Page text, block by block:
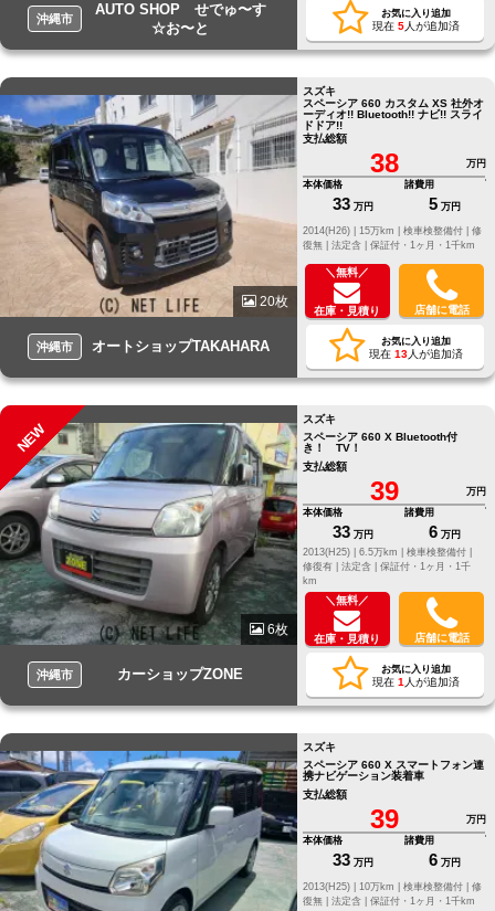
沖縄市
AUTO SHOP せでゅ〜す
☆お〜と
お気に入り追加
現在 5人が追加済
20枚
沖縄市 オートショップTAKAHARA
スズキ
スペーシア 660 カスタム XS 社外オ
ーディオ!! Bluetooth!! ナビ!! スライ
ドドア!!
支払総額
38
万円
本体価格
33 万円
諸費用
5 万円
修
復無 | 法定含 | 保証付・1ヶ月・1千km
＼無料／
在庫・見積り 店舗に電話
お気に入り追加
現在 13人が追加済
NEW
6枚
沖縄市 カーショップZONE
スズキ
スペーシア 660 X Bluetooth付
き！ TV！
支払総額
39
万円
本体価格
33 万円
諸費用
6 万円
2013(H25) |
6.5万km |
検車検整備付 |
修復有 | 法定含 | 保証付・1ヶ月・1千
km
＼無料／
在庫・見積り 店舗に電話
お気に入り追加
現在 1 人が追加済
スズキ
スペーシア 660 X スマートフォン連
携ナビゲーション装着車
支払総額
39
万円
本体価格
33 万円
諸費用
6 万円
修
復無 | 法定含 | 保証付・1ヶ月・1千km